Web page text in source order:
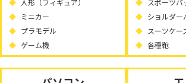
ミニカー
プラモデル
ゲーム機
ショルダー
スーツケー
各種鞄